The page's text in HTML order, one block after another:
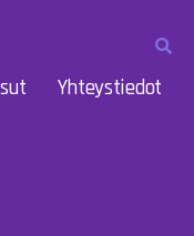
Yhteystiedot